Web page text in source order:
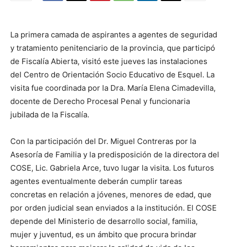
La primera camada de aspirantes a agentes de seguridad
y tratamiento penitenciario de la provincia, que participó
de Fiscalía Abierta, visitó este jueves las instalaciones
del Centro de Orientación Socio Educativo de Esquel. La
visita fue coordinada por la Dra. María Elena Cimadevilla,
docente de Derecho Procesal Penal y funcionaria
jubilada de la Fiscalía.
Con la participación del Dr. Miguel Contreras por la
Asesoría de Familia y la predisposición de la directora del
COSE, Lic. Gabriela Arce, tuvo lugar la visita. Los futuros
agentes eventualmente deberán cumplir tareas
concretas en relación a jóvenes, menores de edad, que
por orden judicial sean enviados a la institución. El COSE
depende del Ministerio de desarrollo social, familia,
mujer y juventud, es un ámbito que procura brindar